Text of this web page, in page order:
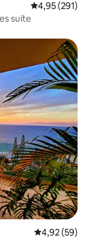
Gemiddelde
4,95 (291)
suite
Gemiddelde
4,92 (59)